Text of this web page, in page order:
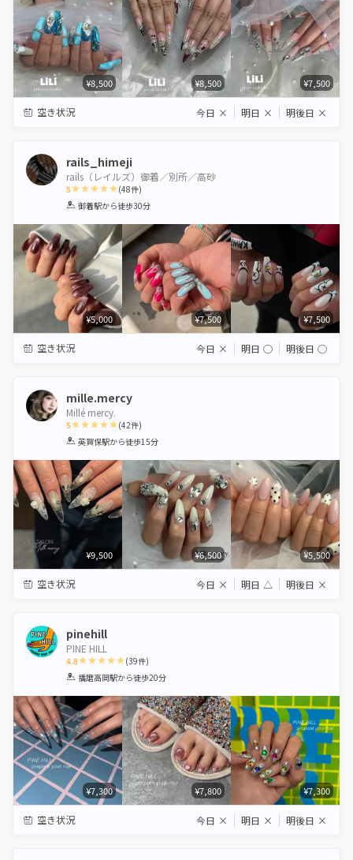
¥8,500 ¥8,500 ¥7,500
空き状況 今日 × 明日 × 明後日 ×
rails_himeji
rails（レイルズ）御着／別所／高砂
5
1 2 3 4 5
(48件)
御着駅から徒歩30分
¥5,000 ¥7,500 ¥7,500
空き状況 今日 × 明日 ◯ 明後日 ◯
mille.mercy
Millé mercy.
5
1 2 3 4 5
(42件)
英賀保駅から徒歩15分
¥9,500 ¥6,500 ¥5,500
空き状況 今日 × 明日 △ 明後日 ×
pinehill
PINE HILL
4.8
1 2 3 4 5
(39件)
播磨高岡駅から徒歩20分
¥7,300 ¥7,800 ¥7,300
空き状況 今日 × 明日 × 明後日 ×